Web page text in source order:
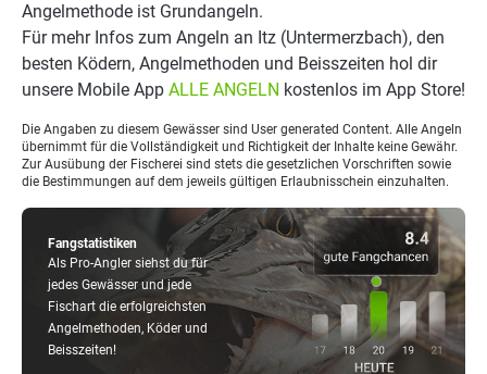
Fangstatistiken
Als Pro-Angler siehst du für
jedes Gewässer und jede
Fischart die erfolgreichsten
Angelmethoden, Köder und
Beisszeiten!
Angelmethode ist Grundangeln.
Für mehr Infos zum Angeln an Itz (Untermerzbach), den
besten Ködern, Angelmethoden und Beisszeiten hol dir
unsere Mobile App ALLE ANGELN kostenlos im App Store!
Die Angaben zu diesem Gewässer sind User generated Content. Alle Angeln
übernimmt für die Vollständigkeit und Richtigkeit der Inhalte keine Gewähr.
Zur Ausübung der Fischerei sind stets die gesetzlichen Vorschriften sowie
die Bestimmungen auf dem jeweils gültigen Erlaubnisschein einzuhalten.